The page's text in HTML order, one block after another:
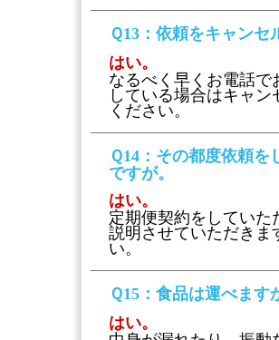
Ｑ13 ：依頼をキャン
はい。
なるべく早くお電話
している場合はキャ
ください。
Ｑ14 ：その都度依頼
ですが。
はい。
定期便契約をしてい
説明させていただきま
い。
Ｑ15 ：食品は運べます
はい。